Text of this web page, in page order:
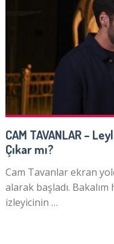
CAM TAVANLAR –
Çıkar mı?
Cam Tavanlar ekran
alarak başladı.
izleyicinin …